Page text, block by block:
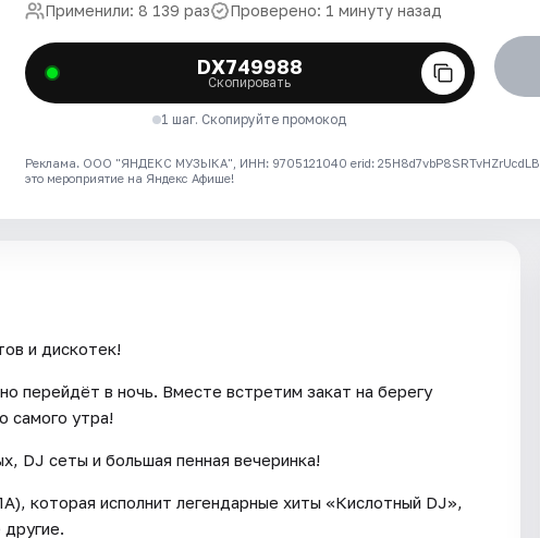
Применили: 8 139 раз Проверено: 1 минуту назад
DX749988
Скопировать
1 шаг. Скопируйте промокод
Реклама. ООО "ЯНДЕКС МУЗЫКА", ИНН: 9705121040 erid: 25H8d7vbP8SRTvHZrUcdLB
это мероприятие на Яндекс Афише!
и дискотек!
перейдёт в ночь. Вместе встретим закат на берегу
самого утра!
DJ сеты и большая пенная вечеринка!
которая исполнит легендарные хиты «Кислотный DJ»,